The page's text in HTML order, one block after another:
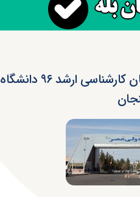
تخصیص امتیازات ویژه به پذیرفته‌شدگان کارشناسی ارشد ۹۶ دانشگاه